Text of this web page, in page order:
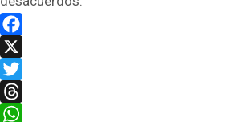
Facebook
X
Twitter
Threads